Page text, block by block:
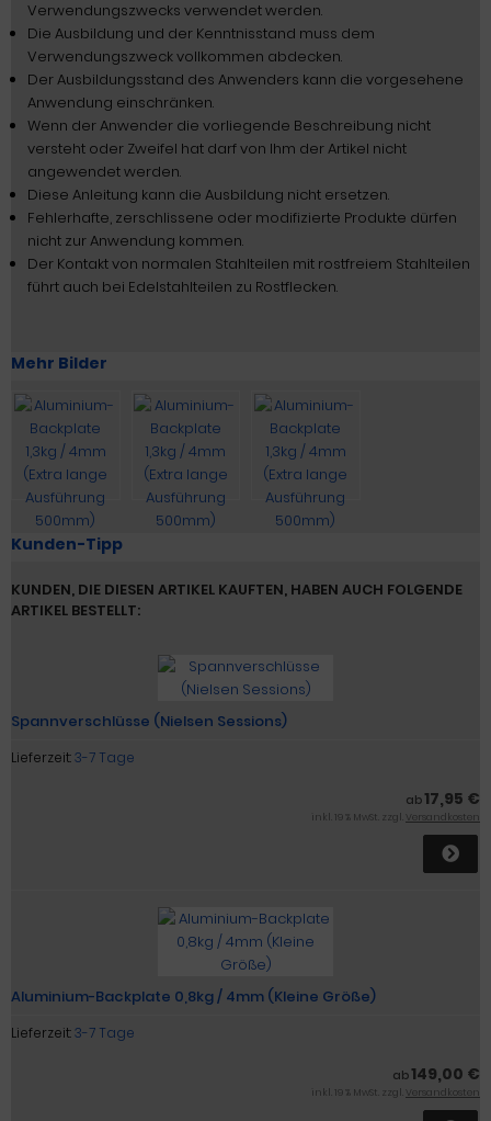
Verwendungszwecks verwendet werden.
Die Ausbildung und der Kenntnisstand muss dem
Verwendungszweck vollkommen abdecken.
Der Ausbildungsstand des Anwenders kann die vorgesehene
Anwendung einschränken.
Wenn der Anwender die vorliegende Beschreibung nicht
versteht oder Zweifel hat darf von Ihm der Artikel nicht
angewendet werden.
Diese Anleitung kann die Ausbildung nicht ersetzen.
Fehlerhafte, zerschlissene oder modifizierte Produkte dürfen
nicht zur Anwendung kommen.
Der Kontakt von normalen Stahlteilen mit rostfreiem Stahlteilen
führt auch bei Edelstahlteilen zu Rostflecken.
Mehr Bilder
Kunden-Tipp
KUNDEN, DIE DIESEN ARTIKEL KAUFTEN, HABEN AUCH FOLGENDE
ARTIKEL BESTELLT:
Spannverschlüsse (Nielsen Sessions)
Lieferzeit:3-7 Tage
ab17,95 €
inkl. 19 % MwSt. zzgl. Versandkosten
Aluminium-Backplate 0,8kg / 4mm (Kleine Größe)
Lieferzeit:3-7 Tage
ab149,00 €
inkl. 19 % MwSt. zzgl. Versandkosten